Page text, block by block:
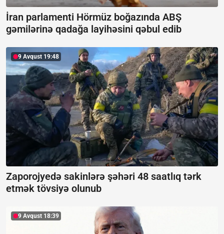
İran parlamenti Hörmüz boğazında ABŞ
gəmilərinə qadağa layihəsini qəbul edib
9 Avqust 19:48
Zaporojyedə sakinlərə şəhəri 48 saatlıq tərk
etmək tövsiyə olunub
9 Avqust 18:39